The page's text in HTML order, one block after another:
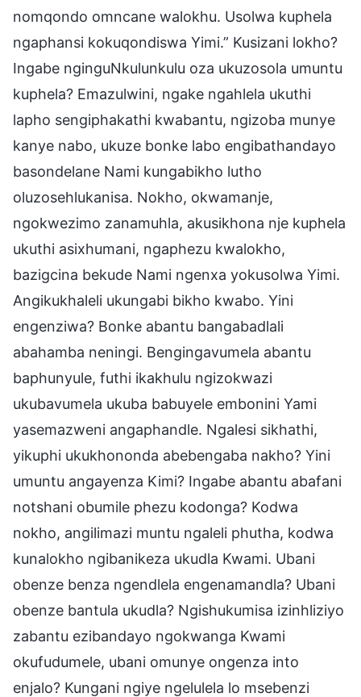
nomqondo omncane walokhu. Usolwa kuphela
ngaphansi kokuqondiswa Yimi.” Kusizani lokho?
Ingabe nginguNkulunkulu oza ukuzosola umuntu
kuphela? Emazulwini, ngake ngahlela ukuthi
lapho sengiphakathi kwabantu, ngizoba munye
kanye nabo, ukuze bonke labo engibathandayo
basondelane Nami kungabikho lutho
oluzosehlukanisa. Nokho, okwamanje,
ngokwezimo zanamuhla, akusikhona nje kuphela
ukuthi asixhumani, ngaphezu kwalokho,
bazigcina bekude Nami ngenxa yokusolwa Yimi.
Angikukhaleli ukungabi bikho kwabo. Yini
engenziwa? Bonke abantu bangabadlali
abahamba neningi. Bengingavumela abantu
baphunyule, futhi ikakhulu ngizokwazi
ukubavumela ukuba babuyele embonini Yami
yasemazweni angaphandle. Ngalesi sikhathi,
yikuphi ukukhononda abebengaba nakho? Yini
umuntu angayenza Kimi? Ingabe abantu abafani
notshani obumile phezu kodonga? Kodwa
nokho, angilimazi muntu ngaleli phutha, kodwa
kunalokho ngibanikeza ukudla Kwami. Ubani
obenze benza ngendlela engenamandla? Ubani
obenze bantula ukudla? Ngishukumisa izinhliziyo
zabantu ezibandayo ngokwanga Kwami
okufudumele, ubani omunye ongenza into
enjalo? Kungani ngiye ngelulela lo msebenzi